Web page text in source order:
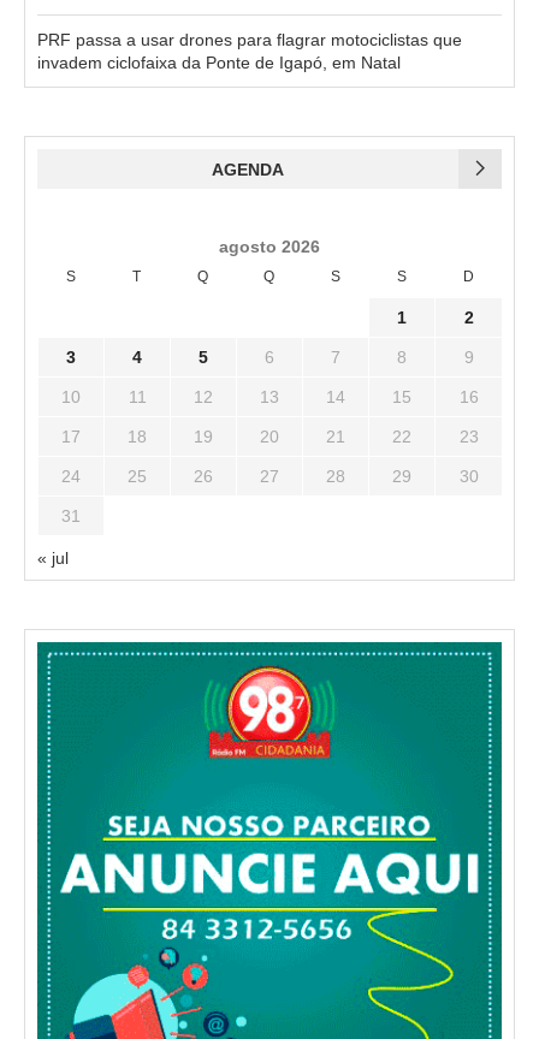
PRF passa a usar drones para flagrar motociclistas que
invadem ciclofaixa da Ponte de Igapó, em Natal
AGENDA
agosto 2026
S T Q Q S S D
1 2
3 4 5 6 7 8 9
10 11 12 13 14 15 16
17 18 19 20 21 22 23
24 25 26 27 28 29 30
31
« jul